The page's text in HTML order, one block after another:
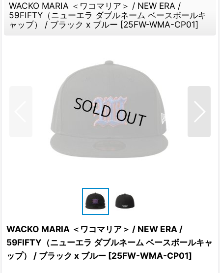
WACKO MARIA ＜ワコマリア＞ / NEW ERA /
59FIFTY（ニューエラ ダブルネーム ベースボールキ
ャップ） / ブラック x ブルー [25FW-WMA-CP01]
WACKO MARIA ＜ワコマリア＞ / NEW ERA /
59FIFTY（ニューエラ ダブルネーム ベースボールキャ
ップ） / ブラック x ブルー [25FW-WMA-CP01]